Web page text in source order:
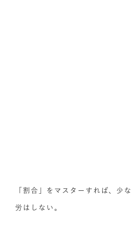
「割合」をマスターすれば、少
労はしない。